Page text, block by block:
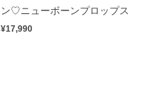
ン♡ニューボーンプロップス
¥17,990